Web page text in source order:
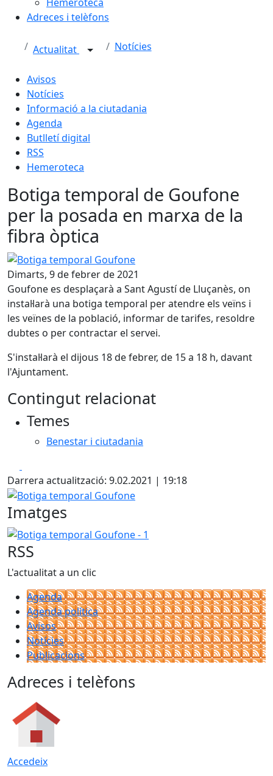
Adreces i telèfons
Actualitat Notícies
Avisos
Notícies
Informació a la ciutadania
Agenda
Butlletí digital
RSS
Hemeroteca
Botiga temporal de Goufone
per la posada en marxa de la
fibra òptica
Botiga temporal Goufone
Dimarts, 9 de febrer de 2021
Goufone es desplaçarà a Sant Agustí de Lluçanès, on
instal·larà una botiga temporal per atendre els veïns i
les veïnes de la població, informar de tarifes, resoldre
dubtes o per contractar el servei.
S'instal·larà el dijous 18 de febrer, de 15 a 18 h, davant
l'Ajuntament.
Contingut relacionat
Temes
Benestar i ciutadania
Darrera actualització: 9.02.2021 | 19:18
Botiga temporal Goufone
Imatges
Botiga temporal Goufone - 1
RSS
L'actualitat a un clic
Agenda
Agenda política
Avisos
Notícies
Publicacions
Adreces i telèfons
Accedeix